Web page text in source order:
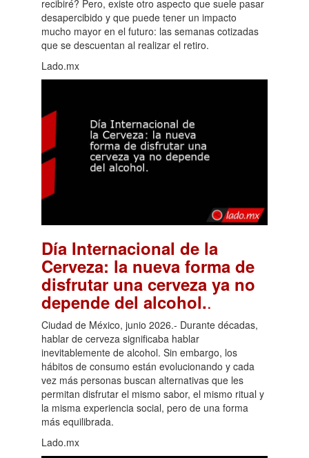
recibiré? Pero, existe otro aspecto que suele pasar
desapercibido y que puede tener un impacto
mucho mayor en el futuro: las semanas cotizadas
que se descuentan al realizar el retiro.
Lado.mx
Día Internacional de la
Cerveza: la nueva forma de
disfrutar una cerveza ya no
depende del alcohol..
Ciudad de México, junio 2026.- Durante décadas,
hablar de cerveza significaba hablar
inevitablemente de alcohol. Sin embargo, los
hábitos de consumo están evolucionando y cada
vez más personas buscan alternativas que les
permitan disfrutar el mismo sabor, el mismo ritual y
la misma experiencia social, pero de una forma
más equilibrada.
Lado.mx